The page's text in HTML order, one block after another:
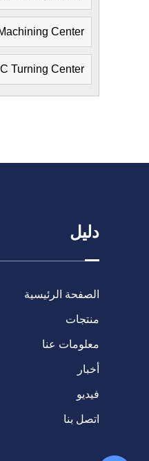
Center
Turning Center
دليل
الصفحة الرئيسية
منتجات
معلومات عنا
أخبار
فيديو
اتصل بنا